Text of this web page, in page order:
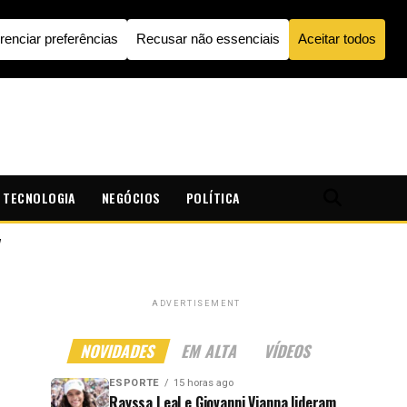
TECNOLOGIA NEGÓCIOS POLÍTICA
ADVERTISEMENT
NOVIDADES EM ALTA VÍDEOS
ESPORTE 15 horas ago
Rayssa Leal e Giovanni Vianna lideram